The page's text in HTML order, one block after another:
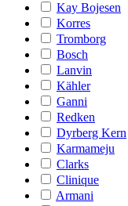
Kay Bojesen
Korres
Tromborg
Bosch
Lanvin
Kähler
Ganni
Redken
Dyrberg Kern
Karmameju
Clarks
Clinique
Armani